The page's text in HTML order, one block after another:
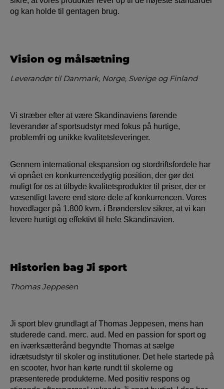
og kan holde til gentagen brug.
Vision og målsætning
Leverandør til Danmark, Norge, Sverige og Finland
Vi stræber efter at være Skandinaviens førende
leverandør af sportsudstyr med fokus på hurtige,
problemfri og unikke kvalitetsleveringer.
Gennem international ekspansion og stordriftsfordele har
vi opnået en konkurrencedygtig position, der gør det
muligt for os at tilbyde kvalitetsprodukter til priser, der er
væsentligt lavere end store dele af konkurrencen. Vores
hovedlager på 1.800 kvm. i Brønderslev sikrer, at vi kan
levere hurtigt og effektivt til hele Skandinavien.
Historien bag Ji sport
Thomas Jeppesen
Ji sport blev grundlagt af Thomas Jeppesen, mens han
studerede cand. merc. aud. Med en passion for sport og
en iværksætterånd begyndte Thomas at sælge
idrætsudstyr til skoler og institutioner. Det hele startede på
en scooter, hvor han kørte rundt til skolerne og
præsenterede produkterne. Med positiv respons og